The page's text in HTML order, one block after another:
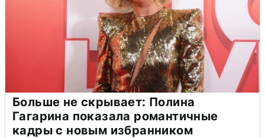
Больше не скрывает: Полина
Гагарина показала романтичные
кадры с новым избранником